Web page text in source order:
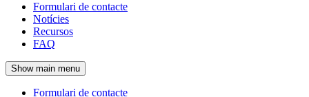
Navegació
principal
de
l'encapçalament
Formulari de contacte
Notícies
Recursos
FAQ
Show main menu
Formulari de contacte